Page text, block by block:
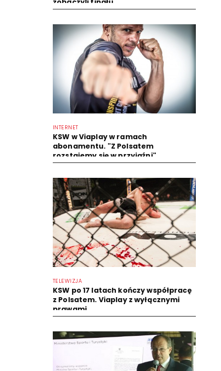
INTERNET
KSW w Viaplay w ramach
abonamentu. "Z Polsatem
rozstajemy się w przyjaźni"
TELEWIZJA
KSW po 17 latach kończy współpracę
z Polsatem. Viaplay z wyłącznymi
prawami